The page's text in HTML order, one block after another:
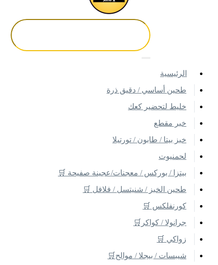
اﻟﺮﺋﻴﺴﻴﺔ
طحين أساسي / دقيق ذرة
خليط لتحضير كعك
خبر مقطع
خبز بيتا / طابون / تورتيلا
لحمنيوت
بيتزا / بوركس / معجنات/عجينة صفيحة 🛒
طحين الخبز / شنيتسل / فلافل 🛒
كورنفلكس 🛒
جرانولا / كواكر🛒
زواكي 🛒
شيبسات / بيجلا / موالح🛒